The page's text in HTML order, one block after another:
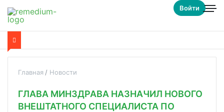
Войти
Главная Новости
ГЛАВА МИНЗДРАВА НАЗНАЧИЛ НОВОГО
ВНЕШТАТНОГО СПЕЦИАЛИСТА ПО